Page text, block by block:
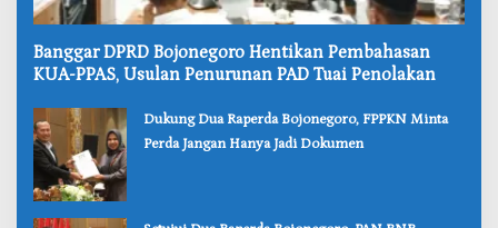
‎Banggar DPRD Bojonegoro Hentikan Pembahasan
KUA-PPAS, Usulan Penurunan PAD Tuai Penolakan
‎Dukung Dua Raperda Bojonegoro, FPPKN Minta
Perda Jangan Hanya Jadi Dokumen